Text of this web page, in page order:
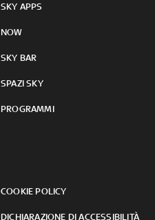
SKY APPS
NOW
SKY BAR
SPAZI SKY
PROGRAMMI
COOKIE POLICY
DICHIARAZIONE DI ACCESSIBILITÀ